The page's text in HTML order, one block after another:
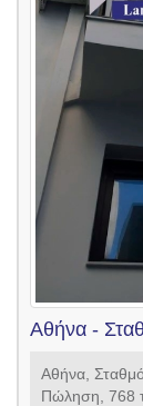
Αθήνα -
Αθήνα,
Πώληση, 768